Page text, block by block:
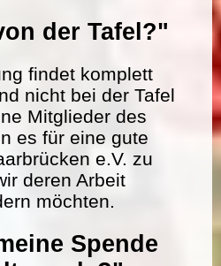
der Tafel?"
findet komplett
nicht bei der Tafel
Mitglieder des
es für eine gute
e.V. zu
deren Arbeit
möchten.
Spende